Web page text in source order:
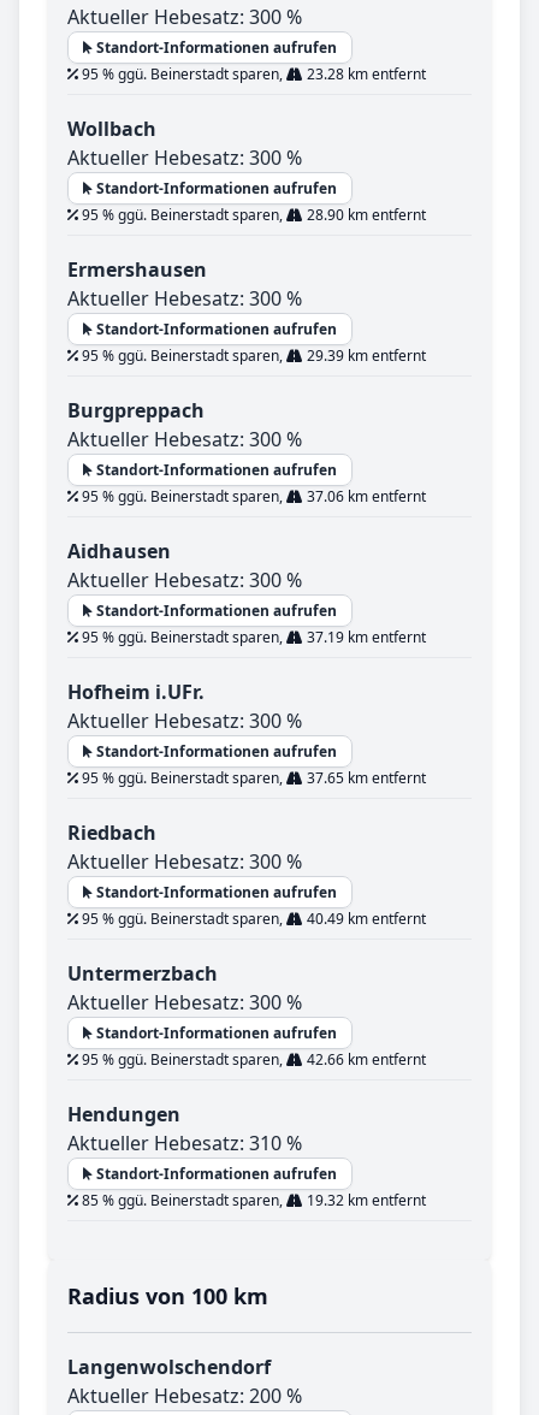
Aktueller Hebesatz: 300 %
Standort-Informationen aufrufen
95 % ggü. Beinerstadt sparen,
23.28 km entfernt
Wollbach
Aktueller Hebesatz: 300 %
Standort-Informationen aufrufen
95 % ggü. Beinerstadt sparen,
28.90 km entfernt
Ermershausen
Aktueller Hebesatz: 300 %
Standort-Informationen aufrufen
95 % ggü. Beinerstadt sparen,
29.39 km entfernt
Burgpreppach
Aktueller Hebesatz: 300 %
Standort-Informationen aufrufen
95 % ggü. Beinerstadt sparen,
37.06 km entfernt
Aidhausen
Aktueller Hebesatz: 300 %
Standort-Informationen aufrufen
95 % ggü. Beinerstadt sparen,
37.19 km entfernt
Hofheim i.UFr.
Aktueller Hebesatz: 300 %
Standort-Informationen aufrufen
95 % ggü. Beinerstadt sparen,
37.65 km entfernt
Riedbach
Aktueller Hebesatz: 300 %
Standort-Informationen aufrufen
95 % ggü. Beinerstadt sparen,
40.49 km entfernt
Untermerzbach
Aktueller Hebesatz: 300 %
Standort-Informationen aufrufen
95 % ggü. Beinerstadt sparen,
42.66 km entfernt
Hendungen
Aktueller Hebesatz: 310 %
Standort-Informationen aufrufen
85 % ggü. Beinerstadt sparen,
19.32 km entfernt
Radius von 100 km
Langenwolschendorf
Aktueller Hebesatz: 200 %